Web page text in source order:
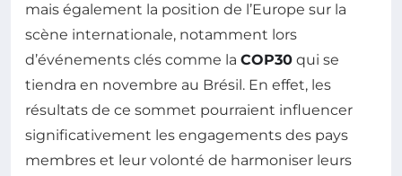
mais également la position de l’Europe sur la
scène internationale, notamment lors
d’événements clés comme la COP30 qui se
tiendra en novembre au Brésil. En effet, les
résultats de ce sommet pourraient influencer
significativement les engagements des pays
membres et leur volonté de harmoniser leurs